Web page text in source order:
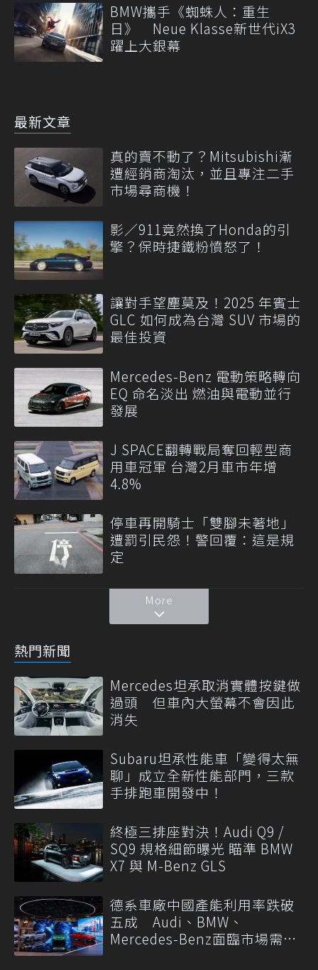
BMW攜手《蜘蛛人：重生
日》 Neue Klasse新世代iX3
躍上大銀幕
最新文章
真的賣不動了？Mitsubishi漸
遭經銷商淘汰，並且專注二手
市場尋商機！
影／911竟然換了Honda的引
擎？保時捷鐵粉憤怒了！
讓對手望塵莫及！2025 年賓士
GLC 如何成為台灣 SUV 市場的
最佳投資
Mercedes-Benz 電動策略轉向
EQ 命名淡出 燃油與電動並行
發展
J SPACE翻轉戰局奪回輕型商
用車冠軍 台灣2月車市年增
4.8%
停車再開騎士「雙腳未著地」
遭罰引民怨！警回覆：這是規
定
More
熱門新聞
Mercedes坦承取消實體按鍵做
過頭 但車內大螢幕不會因此
消失
Subaru坦承性能車「變得太無
聊」成立全新性能部門，三款
手排跑車開發中！
終極三排座對決！Audi Q9 /
SQ9 規格細節曝光 瞄準 BMW
X7 與 M-Benz GLS
德系車廠中國產能利用率跌破
五成 Audi、BMW、
Mercedes-Benz面臨市場需求